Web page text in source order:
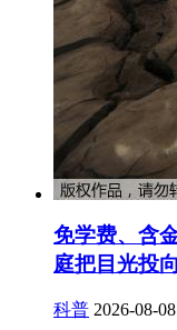
免学费、含
庭把目光投
科普 2026-08-